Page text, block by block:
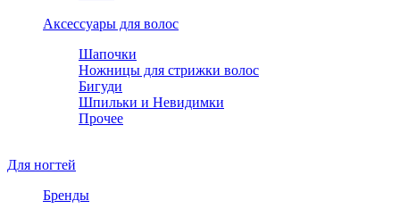
Аксессуары для волос
Шапочки
Ножницы для стрижки волос
Бигуди
Шпильки и Невидимки
Прочее
Для ногтей
Бренды